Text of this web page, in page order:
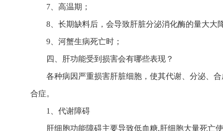
7、高温期；
8、长期缺料后，会导致肝脏分泌消化酶的量大
9、河蟹生病死亡时；
四、肝功能受到损害会有哪些表现？
各种病因严重损害肝脏细胞，使其代谢、分泌、
合症。
1、代谢障碍
肝细胞功能障碍主要导致低血糖,肝细胞大量死亡